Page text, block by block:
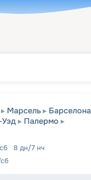
Марсель
Барселона
Палермо
сб 8 дн/7 нч
сб